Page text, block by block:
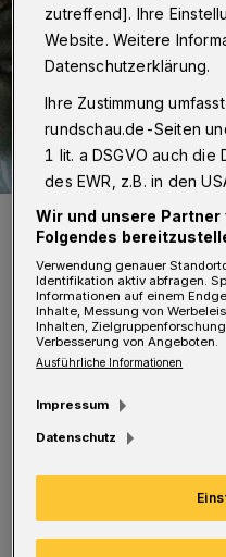
Kater Sunny muss die
Foto: Pechpfoten e.V.
D Unglück und
unverletzt ein
sein Hund durfte
Hotel nicht
Alternativen
zutreffend]. Ihre
Website. Weitere
Datenschutzerklärung.
Ihre Zustimmung
rundschau.de-Seiten
1 lit. a DSGVO auch
des EWR, z.B. in den
Wir und unsere
Folgendes
Verwendung genauer
Identifikation aktiv abfragen.
Informationen auf einem
Inhalte, Messung von
Inhalten,
Verbesserung von Angeboten.
Ausführliche Informationen
Impressum
Datenschutz